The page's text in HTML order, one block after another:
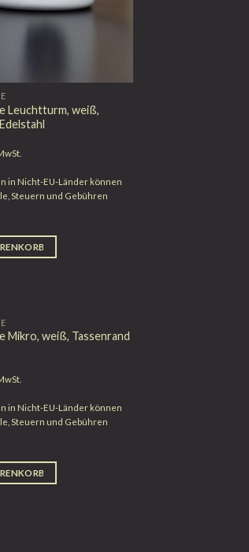
Leuchtturm, weiß,
in Nicht-EU-Länder können
Steuern und Gebühren
Mikro, weiß, Tassenrand
in Nicht-EU-Länder können
Steuern und Gebühren